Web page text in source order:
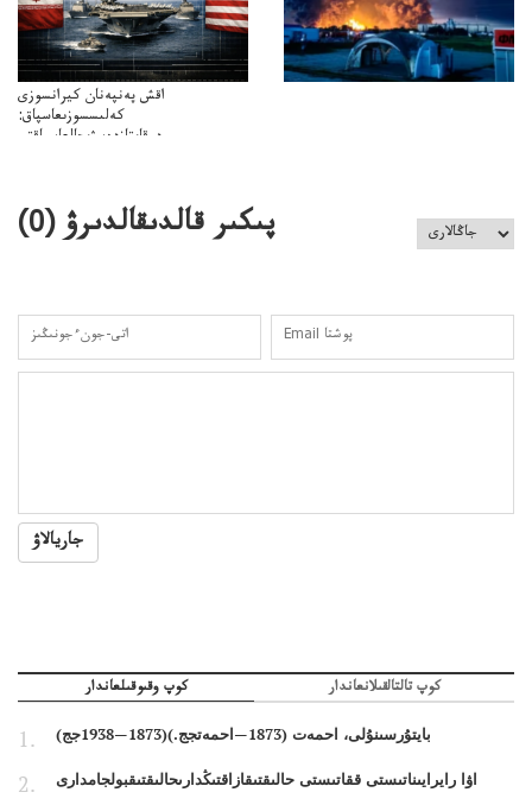
اقش پەنپەنان كيرانسوزى
كەلىسسوزىعاسپاق:
دوقايتازدەسۋىجالعاسپاقتى
پىكىر قالدىقالدىرۋ (0
)
جاريالاۋ
كوپ وقىوقىلعاندار كوپ تالتالقىلانعاندار
بايتۇرسىنۇلى، احمەت (1873—احمەتجج.)(1873—1938جج)
اۋا رايرايىناتىستى ققاتىستى حالىقتىقازاقتىڭدارىحالىقتىقبولجامدارى